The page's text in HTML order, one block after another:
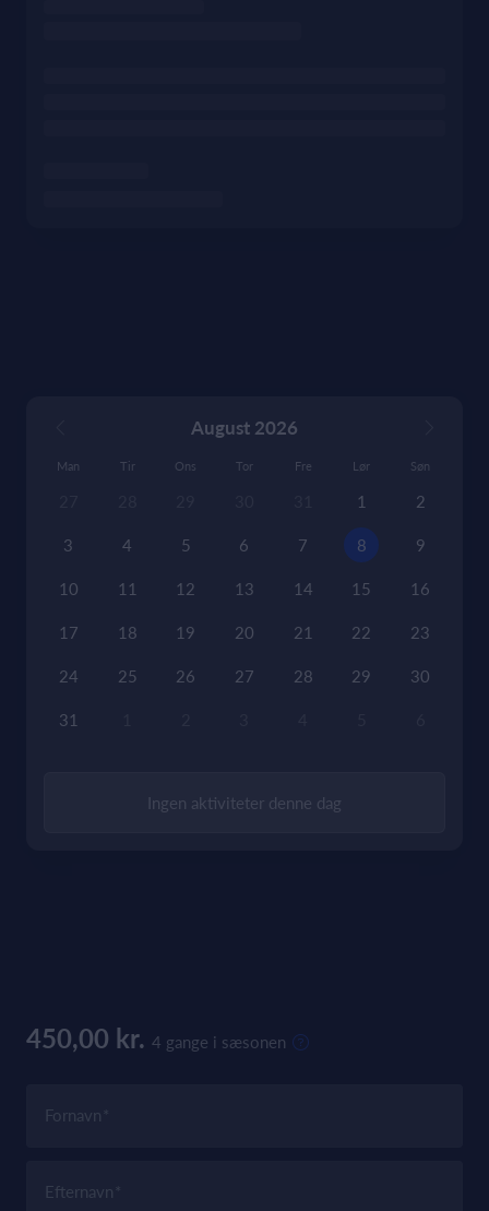
August 2026
Man Tir Ons Tor Fre Lør Søn
1 2
3 4 5 6 7 8 9
10 11 12 13 14 15 16
17 18 19 20 21 22 23
24 25 26 27 28 29 30
31
Ingen aktiviteter denne dag
450,00 kr. 4 gange i sæsonen
Fornavn
Efternavn